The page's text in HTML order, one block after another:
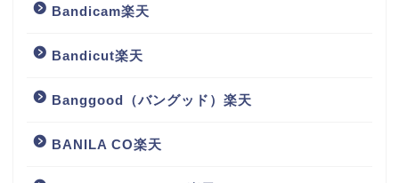
Bandicam楽天
Bandicut楽天
Banggood（バングッド）楽天
BANILA CO楽天